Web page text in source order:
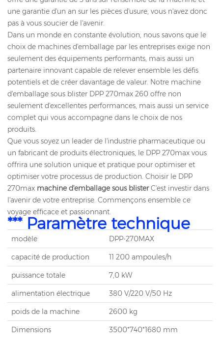
une garantie d'un an sur les pièces d'usure, vous n'avez donc
pas à vous soucier de l'avenir.
Dans un monde en constante évolution, nous savons que le
choix de machines d'emballage par les entreprises exige non
seulement des équipements performants, mais aussi un
partenaire innovant capable de relever ensemble les défis
potentiels et de créer davantage de valeur. Notre machine
d'emballage sous blister DPP 270max 260 offre non
seulement d'excellentes performances, mais aussi un service
complet qui vous accompagne dans le choix de nos
produits.
Que vous soyez un leader de l'industrie pharmaceutique ou
un fabricant de produits électroniques, le DPP 270max vous
offrira une solution unique et pratique pour optimiser et
optimiser votre processus de production. Choisir le DPP
270max machine d'emballage sous blisterC'est investir dans
l'avenir de votre entreprise. Commençons ensemble ce
voyage efficace et passionnant.
*** Paramètre technique
modèle DPP-270MAX
capacité de production 11 200 ampoules/h
puissance totale 7,0 kW
alimentation électrique 380 V/220 V/50 Hz
poids de la machine 2600 kg
Dimensions 3500*740*1680 mm